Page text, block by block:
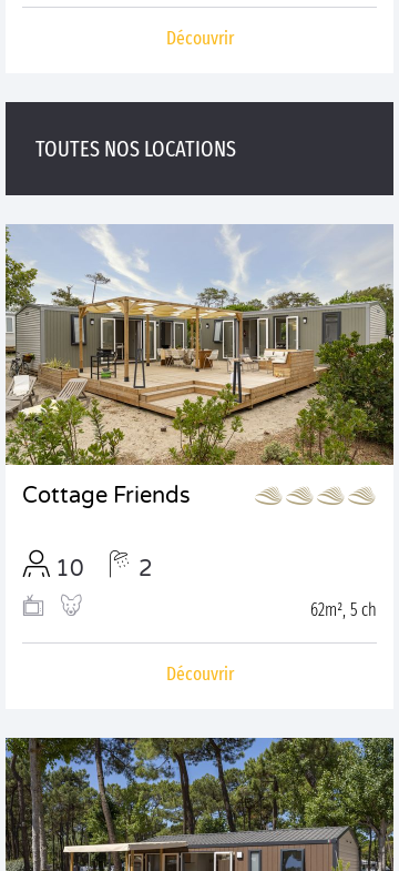
Découvrir
TOUTES NOS LOCATIONS
Cottage Friends
10 2
62m², 5 ch
Découvrir